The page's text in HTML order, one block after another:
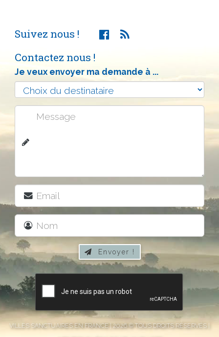
Suivez nous !
Contactez nous !
Je veux envoyer ma demande à ...
 Envoyer !
VILLES SANCTUAIRES EN FRANCE | 2026 © TOUS DROITS RÉSERVÉS |